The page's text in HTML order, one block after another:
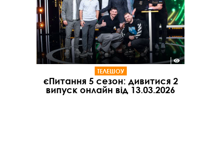
ТЕЛЕШОУ
єПитання 5 сезон: дивитися 2
випуск онлайн від 13.03.2026